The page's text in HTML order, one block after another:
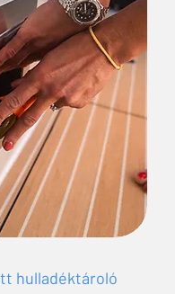
hulladéktároló